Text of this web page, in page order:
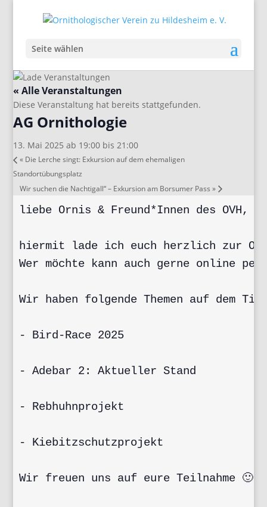
Seite wählen
« Alle Veranstaltungen
Diese Veranstaltung hat bereits stattgefunden.
AG Ornithologie
13. Mai 2025 ab 19:00 bis 21:00
« Die Lerche singt: Exkursion auf dem ehemaligen
Standortübungsplatz
Wir suchen die Nachtigall“ – Exkursion am Borsumer Pass»
liebe Ornis & Freund*Innen des OVH,
hiermit lade ich euch herzlich zur OAG
Wer möchte kann auch gerne online per
Wir haben folgende Themen auf dem
- Bird-Race 2025
- Adebar 2: Aktueller Stand
- Rebhuhnprojekt
- Kiebitzschutzprojekt
Wir freuen uns auf eure Teilnahme 🙂